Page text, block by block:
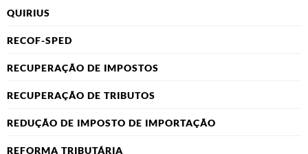
QUIRIUS
RECOF-SPED
RECUPERAÇÃO DE IMPOSTOS
RECUPERAÇÃO DE TRIBUTOS
REDUÇÃO DE IMPOSTO DE IMPORTAÇÃO
REFORMA TRIBUTÁRIA